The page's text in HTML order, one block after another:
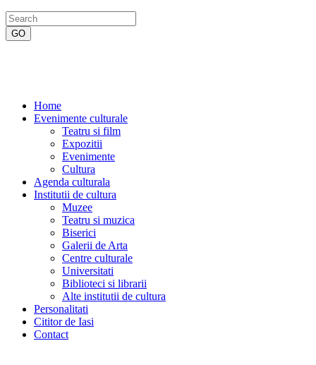
Home
Evenimente culturale
Teatru si film
Expozitii
Evenimente
Cultura
Agenda culturala
Institutii de cultura
Muzee
Teatru si muzica
Biserici
Galerii de Arta
Centre culturale
Universitati
Biblioteci si librarii
Alte institutii de cultura
Personalitati
Cititor de Iasi
Contact